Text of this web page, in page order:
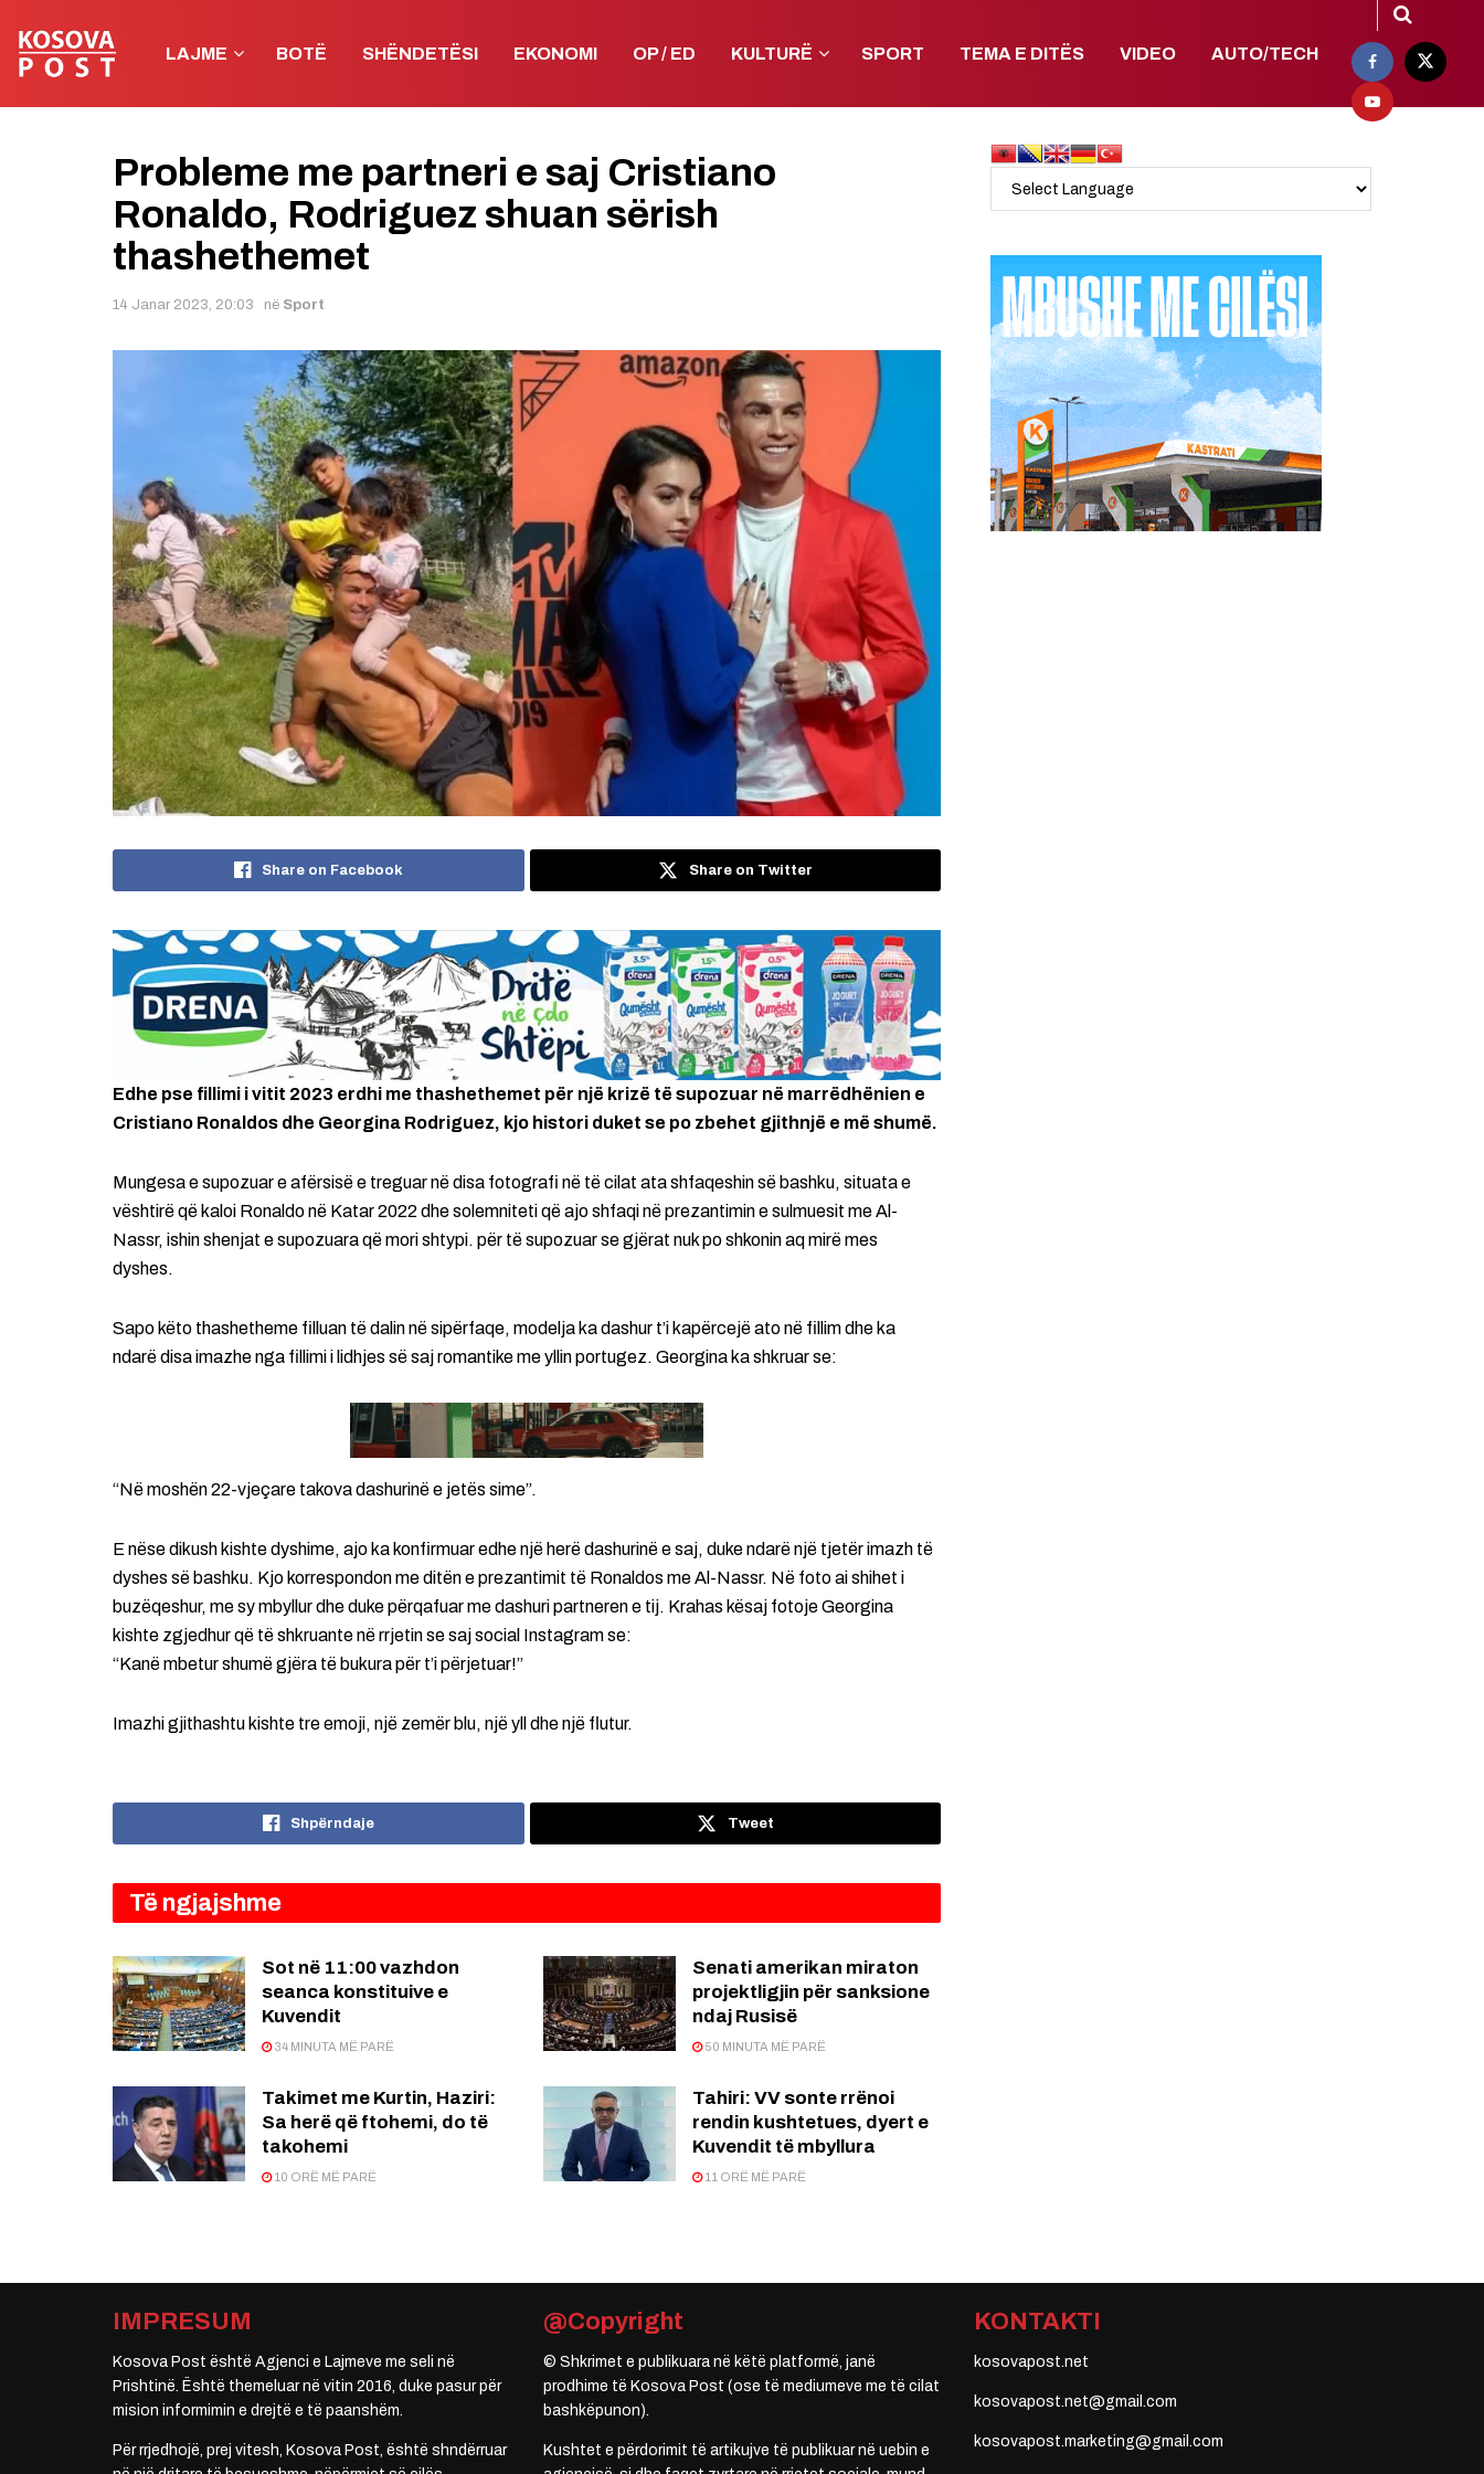
LAJME BOTË SHËNDETËSI EKONOMI OP / ED KULTURË SPORT TEMA E DITËS VIDEO AUTO/TECH
Probleme me partneri e saj Cristiano
Ronaldo, Rodriguez shuan sërish
thashethemet
14 Janar 2023, 20:03 në Sport
Share on Facebook Share on Twitter
Edhe pse fillimi i vitit 2023 erdhi me thashethemet për një krizë të supozuar në marrëdhënien e
Cristiano Ronaldos dhe Georgina Rodriguez, kjo histori duket se po zbehet gjithnjë e më shumë.
Mungesa e supozuar e afërsisë e treguar në disa fotografi në të cilat ata shfaqeshin së bashku, situata e
vështirë që kaloi Ronaldo në Katar 2022 dhe solemniteti që ajo shfaqi në prezantimin e sulmuesit me Al-
Nassr, ishin shenjat e supozuara që mori shtypi. për të supozuar se gjërat nuk po shkonin aq mirë mes
dyshes.
Sapo këto thashetheme filluan të dalin në sipërfaqe, modelja ka dashur t’i kapërcejë ato në fillim dhe ka
ndarë disa imazhe nga fillimi i lidhjes së saj romantike me yllin portugez. Georgina ka shkruar se:
“Në moshën 22-vjeçare takova dashurinë e jetës sime”.
E nëse dikush kishte dyshime, ajo ka konfirmuar edhe një herë dashurinë e saj, duke ndarë një tjetër imazh të
dyshes së bashku. Kjo korrespondon me ditën e prezantimit të Ronaldos me Al-Nassr. Në foto ai shihet i
buzëqeshur, me sy mbyllur dhe duke përqafuar me dashuri partneren e tij. Krahas kësaj fotoje Georgina
kishte zgjedhur që të shkruante në rrjetin se saj social Instagram se:
“Kanë mbetur shumë gjëra të bukura për t’i përjetuar!”
Imazhi gjithashtu kishte tre emoji, një zemër blu, një yll dhe një flutur.
Shpërndaje Tweet
Të ngjajshme
Sot në 11:00 vazhdon
seanca konstituive e
Kuvendit
34 MINUTA MË PARË
Senati amerikan miraton
projektligjin për sanksione
ndaj Rusisë
50 MINUTA MË PARË
Takimet me Kurtin, Haziri:
Sa herë që ftohemi, do të
takohemi
10 ORË MË PARË
Tahiri: VV sonte rrënoi
rendin kushtetues, dyert e
Kuvendit të mbyllura
11 ORË MË PARË
IMPRESUM
Kosova Post është Agjenci e Lajmeve me seli në
Prishtinë. Është themeluar në vitin 2016, duke pasur për
mision informimin e drejtë e të paanshëm.
Për rrjedhojë, prej vitesh, Kosova Post, është shndërruar
@Copyright
© Shkrimet e publikuara në këtë platformë, janë
prodhime të Kosova Post (ose të mediumeve me të cilat
bashkëpunon).
Kushtet e përdorimit të artikujve të publikuar në uebin e
KONTAKTI
kosovapost.net
kosovapost.net@gmail.com
kosovapost.marketing@gmail.com